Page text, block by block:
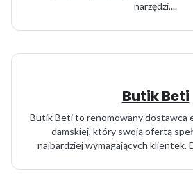
narzędzi,...
Butik Beti
Butik Beti to renomowany dostawca
damskiej, który swoją ofertą
najbardziej wymagających klientek.